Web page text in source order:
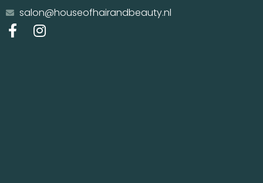
salon@houseofhairandbeauty.nl